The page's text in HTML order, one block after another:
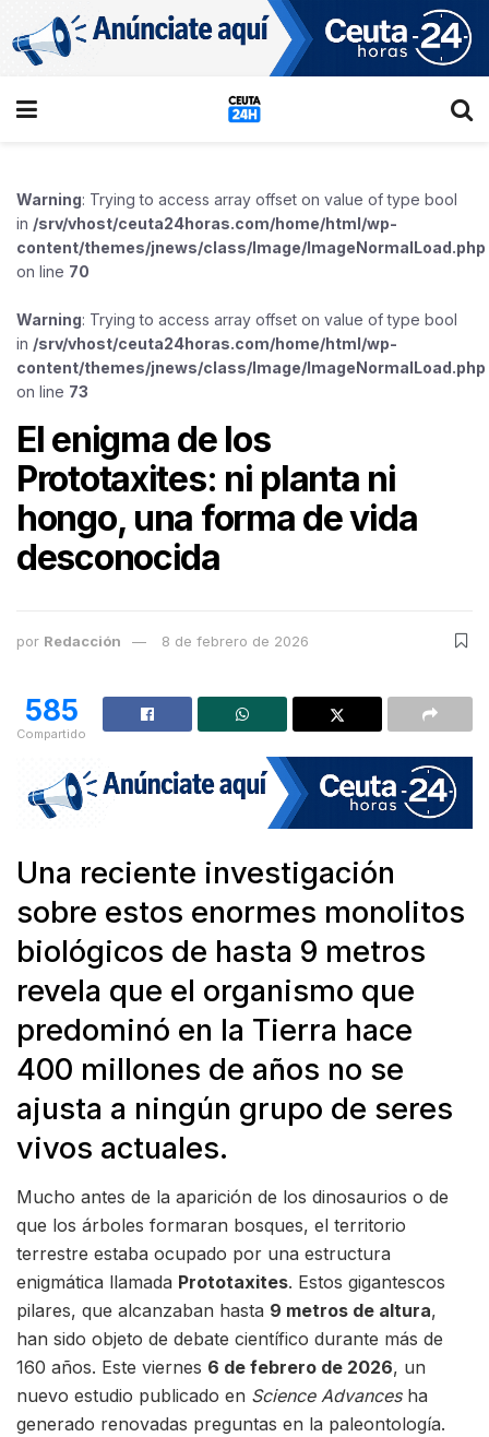
Warning: Trying to access array offset on value of type bool
in /srv/vhost/ceuta24horas.com/home/html/wp-
content/themes/jnews/class/Image/ImageNormalLoad.php
on line 70
Warning: Trying to access array offset on value of type bool
in /srv/vhost/ceuta24horas.com/home/html/wp-
content/themes/jnews/class/Image/ImageNormalLoad.php
on line 73
El enigma de los
Prototaxites: ni planta ni
hongo, una forma de vida
desconocida
por Redacción 8 de febrero de 2026
585
Compartido
Una reciente investigación
sobre estos enormes monolitos
biológicos de hasta 9 metros
revela que el organismo que
predominó en la Tierra hace
400 millones de años no se
ajusta a ningún grupo de seres
vivos actuales.
Mucho antes de la aparición de los dinosaurios o de
que los árboles formaran bosques, el territorio
terrestre estaba ocupado por una estructura
enigmática llamada Prototaxites. Estos gigantescos
pilares, que alcanzaban hasta 9 metros de altura,
han sido objeto de debate científico durante más de
160 años. Este viernes 6 de febrero de 2026, un
nuevo estudio publicado en Science Advancesha
generado renovadas preguntas en la paleontología.